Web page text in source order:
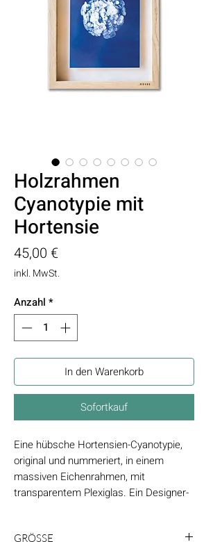
Holzrahmen
Cyanotypie mit
Hortensie
45,00 €Preis
inkl. MwSt.
Anzahl *
In den Warenkorb
Sofortkauf
Eine hübsche Hortensien-Cyanotypie,
original und nummeriert, in einem
massiven Eichenrahmen, mit
transparentem Plexiglas. Ein Designer-
GRÖSSE